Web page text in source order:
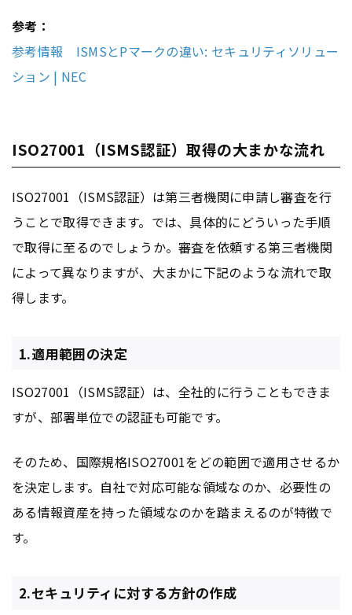
参考：
参考情報 ISMSとPマークの違い: セキュリティソリュー
ション | NEC
ISO27001（ISMS認証）取得の大まかな流れ
ISO27001（ISMS認証）は第三者機関に申請し審査を行
うことで取得できます。では、具体的にどういった手順
で取得に至るのでしょうか。審査を依頼する第三者機関
によって異なりますが、大まかに下記のような流れで取
得します。
1.適用範囲の決定
ISO27001（ISMS認証）は、全社的に行うこともできま
すが、部署単位での認証も可能です。
そのため、国際規格ISO27001をどの範囲で適用させるか
を決定します。自社で対応可能な領域なのか、必要性の
ある情報資産を持った領域なのかを踏まえるのが特徴で
す。
2.セキュリティに対する方針の作成